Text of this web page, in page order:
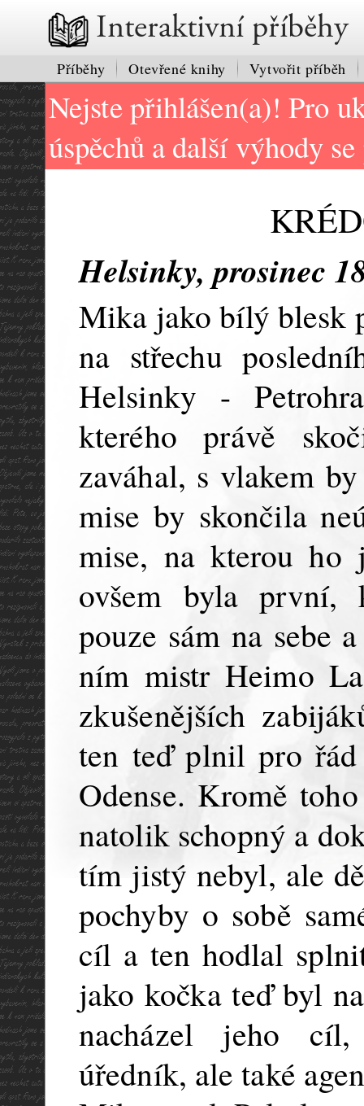
Interaktivní příběhy
Příběhy Otevřené knihy Vytvořit příběh
Nejste přihlášen(a)! Pro
úspěchů a další výhody se
Helsinky, prosinec
Mika jako bílý blesk
na střechu
Helsinky -
kterého právě
zaváhal, s vlakem
mise by skončila
mise, na kterou ho
ovšem byla první,
pouze sám na sebe
ním mistr Heimo
zkušenějších
ten teď plnil pro
Odense. Kromě
natolik schopný a
tím jistý nebyl, ale
pochyby o sobě
cíl a ten hodlal
jako kočka teď byl
nacházel jeho
úředník, ale také